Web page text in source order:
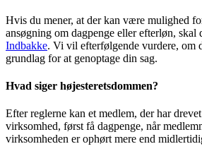
Hvis du mener, at der kan være mulighed
ansøgning om dagpenge eller efterløn, skal
Indbakke. Vi vil efterfølgende vurdere, om
grundlag for at genoptage din sag.
Hvad siger højesteretsdommen?
Efter reglerne kan et medlem, der har
virksomhed, først få dagpenge, når
virksomheden er ophørt mere end